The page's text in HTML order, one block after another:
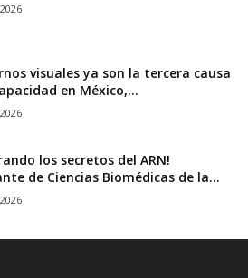
visuales ya son la tercera causa
en México,...
los secretos del ARN!
de Ciencias Biomédicas de la...